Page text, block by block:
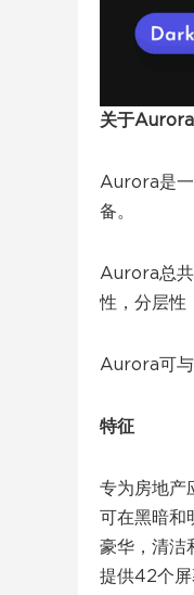
关于
Aurora是一
备。
Aurora总共
性，分层性
Aurora可
特征
专为房地产
可在黑暗和
豪华，清洁
提供42个